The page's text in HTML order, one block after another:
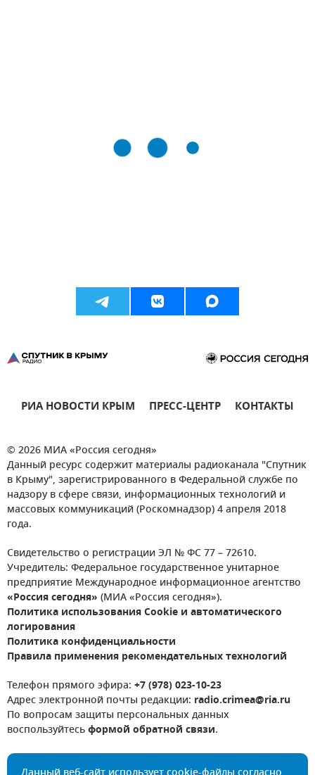
РИА НОВОСТИ КРЫМ ПРЕСС-ЦЕНТР КОНТАКТЫ
© 2026 МИА «Россия сегодня»
Данный ресурс содержит материалы радиоканала "Спутник
в Крыму", зарегистрированного в Федеральной службе по
надзору в сфере связи, информационных технологий и
массовых коммуникаций (Роскомнадзор) 4 апреля 2018
года.
Свидетельство о регистрации ЭЛ № ФС 77 – 72610.
Учредитель: Федеральное государственное унитарное
предприятие Международное информационное агентство
«Россия сегодня» (МИА «Россия сегодня»).
Политика использования Cookie и автоматического
логирования
Политика конфиденциальности
Правила применения рекомендательных технологий
Телефон прямого эфира: +7 (978) 023-10-23
Адрес электронной почты редакции: radio.crimea@ria.ru
По вопросам защиты персональных данных
воспользуйтесьформой обратной связи.